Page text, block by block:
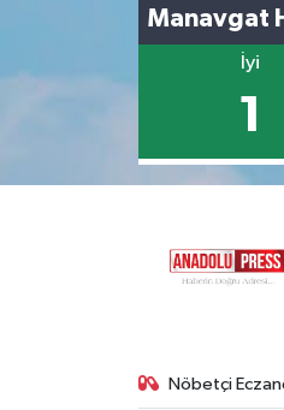
Manavgat
İyi
1
Nöbetçi